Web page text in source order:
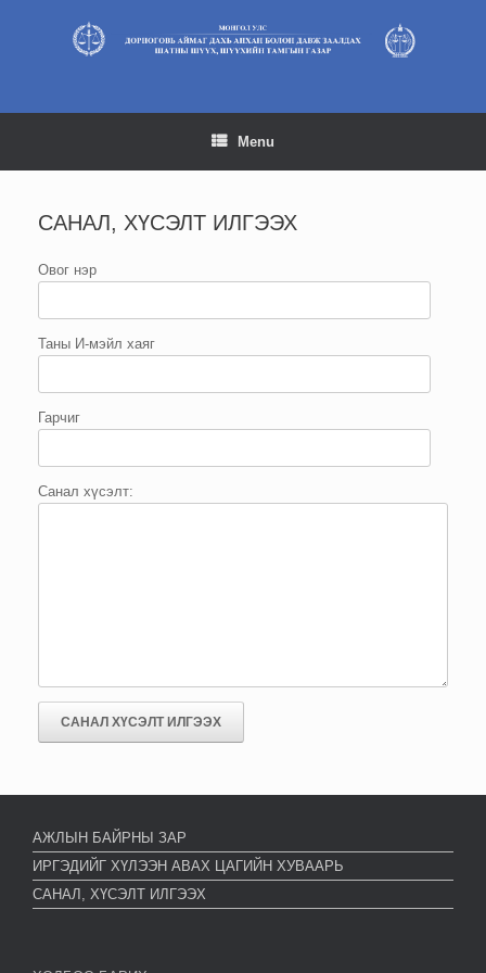
Menu
САНАЛ, ХҮСЭЛТ ИЛГЭЭХ
Овог нэр
Таны И-мэйл хаяг
Гарчиг
Санал хүсэлт:
АЖЛЫН БАЙРНЫ ЗАР
ИРГЭДИЙГ ХҮЛЭЭН АВАХ ЦАГИЙН ХУВААРЬ
САНАЛ, ХҮСЭЛТ ИЛГЭЭХ